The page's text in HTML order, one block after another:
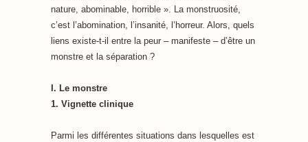
nature, abominable, horrible ». La monstruosité,
c’est l’abomination, l’insanité, l’horreur. Alors, quels
liens existe-t-il entre la peur – manifeste – d’être un
monstre et la séparation ?
I. Le monstre
1. Vignette clinique
Parmi les différentes situations dans lesquelles est